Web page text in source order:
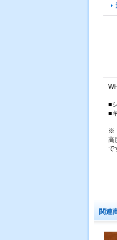
■
■
※
高
で
関連